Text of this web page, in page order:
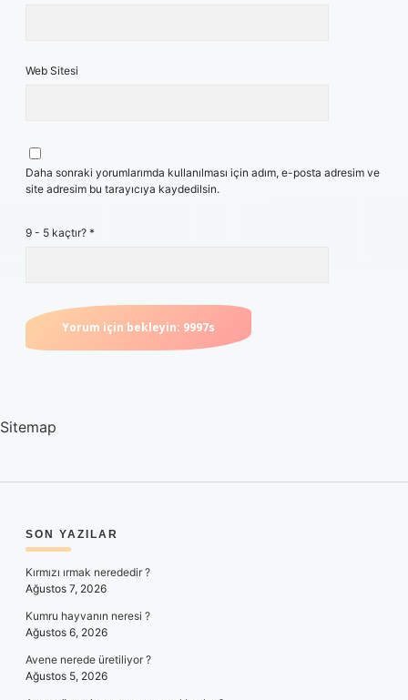
Web Sitesi
Daha sonraki yorumlarımda kullanılması için adım, e-posta adresim ve
site adresim bu tarayıcıya kaydedilsin.
9 - 5 kaçtır? *
Sitemap
SIDEBAR
SON YAZILAR
Kırmızı ırmak nerededir ?
Ağustos 7, 2026
Kumru hayvanın neresi ?
Ağustos 6, 2026
Avene nerede üretiliyor ?
Ağustos 5, 2026